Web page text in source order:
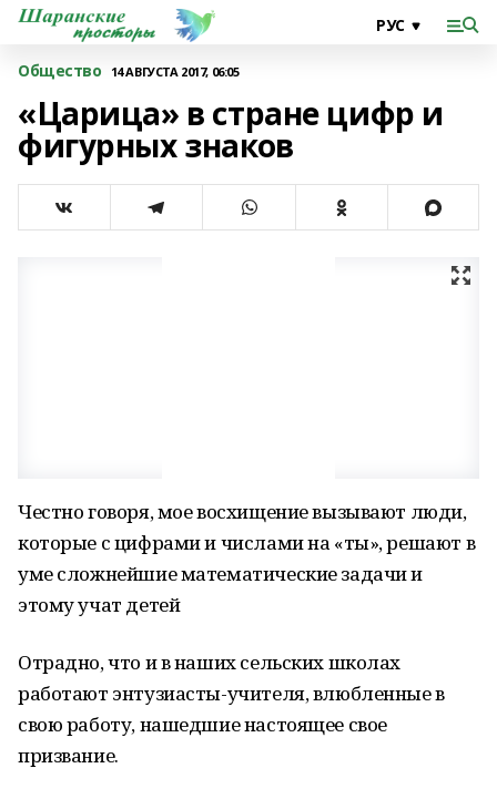
Общество 14 АВГУСТА 2017, 06:05
«Царица» в стране цифр и
фигурных знаков
Честно говоря, мое восхищение вызывают люди,
которые с цифрами и числами на «ты», решают в
уме сложнейшие математические задачи и
этому учат детей
Отрадно, что и в наших сельских школах
работают энтузиасты-учителя, влюбленные в
свою работу, нашедшие настоящее свое
призвание.